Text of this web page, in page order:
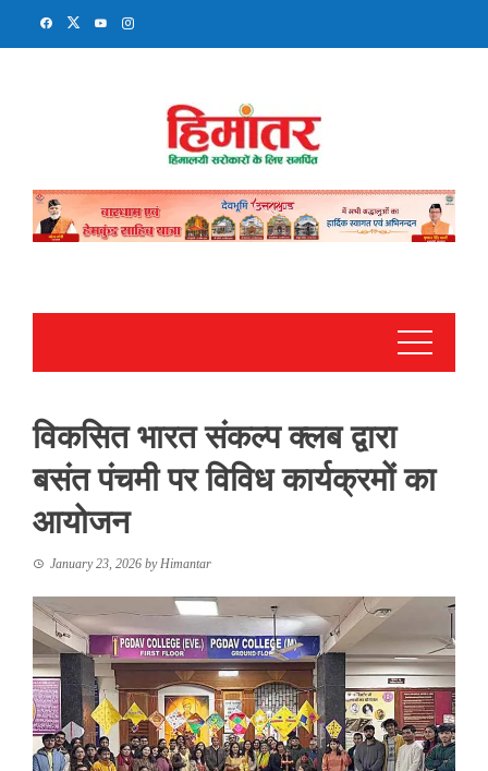
विकसित भारत संकल्प क्लब द्वारा
बसंत पंचमी पर विविध कार्यक्रमों का
आयोजन
January 23, 2026 byHimantar